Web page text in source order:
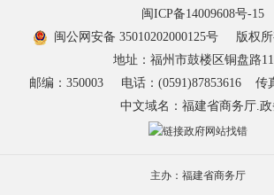
闽ICP备14009608号-15
闽公网安备 35010202000125号
版权
地址：福州市鼓楼区铜盘路
邮编：350003
电话：(0591)87853616
传
中文域名：福建省商务厅.政
主办：福建省商务厅